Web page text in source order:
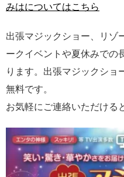
みはについてはこちら
出張マジックショー、リゾ
ークイベントや夏休みでの
ります。出張マジックショ
無料です。
お気軽にご連絡いただける